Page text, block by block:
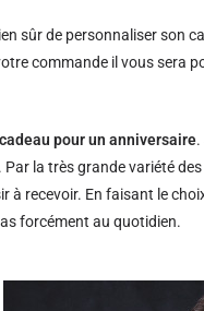
sûr de personnaliser son
commande il vous sera
pour un anniversaire
. Par la très grande variété
à recevoir. En faisant le
forcément au quotidien.